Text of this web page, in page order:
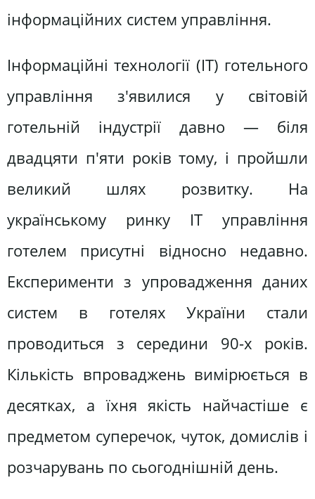
інформаційних систем управління.
Інформаційні технології (IT) готельного
управління з'явилися у світовій
готельній індустрії давно — біля
двадцяти п'яти років тому, і пройшли
великий шлях розвитку. На
українському ринку IT управління
готелем присутні відносно недавно.
Експерименти з упровадження даних
систем в готелях України стали
проводиться з середини 90-х років.
Кількість впроваджень вимірюється в
десятках, а їхня якість найчастіше є
предметом суперечок, чуток, домислів і
розчарувань по сьогоднішній день.